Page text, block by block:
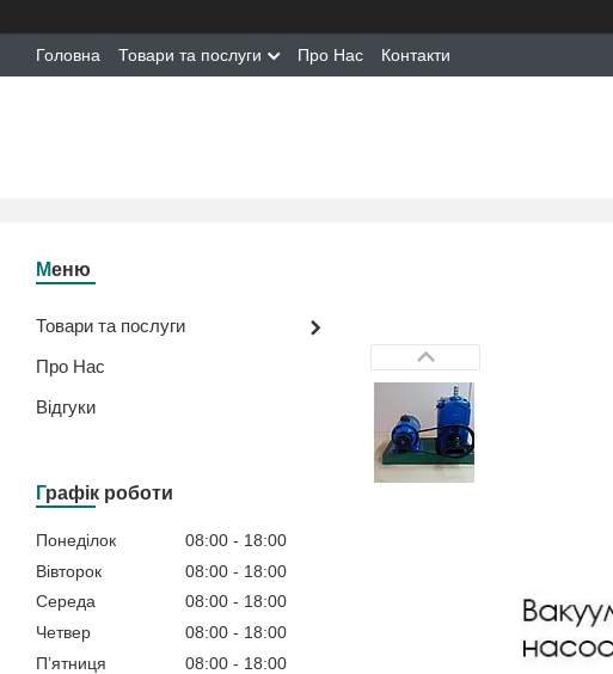
Головна Товари та послуги Про Нас Контакти
Товари та послуги
Про Нас
Відгуки
Графік роботи
Понеділок 08:00
18:00
Вівторок
08:00
18:00
Середа
08:00
18:00
Четвер
08:00
18:00
Пʼятниця
08:00
18:00